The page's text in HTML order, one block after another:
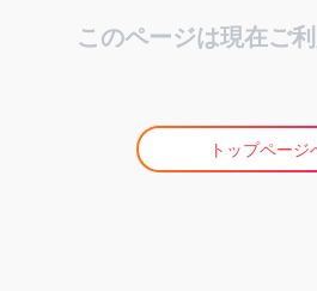
このページは現在ご